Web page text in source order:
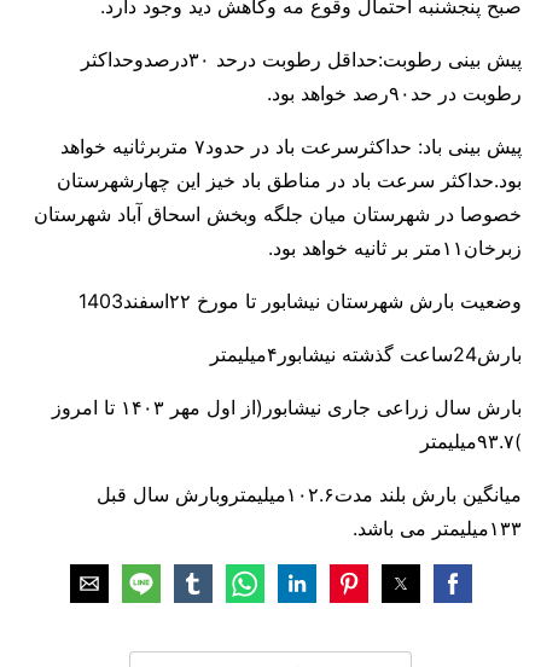
صبح پنجشنبه احتمال وقوع مه وکاهش دید وجود دارد.
پیش بینی رطوبت:حداقل رطوبت درحد ۳۰درصدوحداکثر
رطوبت در حد۹۰رصد خواهد بود.
پیش بینی باد: حداکثرسرعت باد در حدود۷ متربرثانیه خواهد
بود.حداکثر سرعت باد در مناطق باد خیز این چهارشهرستان
خصوصا در شهرستان میان جلگه وبخش اسحاق آباد شهرستان
زبرخان۱۱متر بر ثانیه خواهد بود.
وضعیت بارش شهرستان نیشابور تا مورخ ۲۲اسفند1403
بارش24ساعت گذشته نیشابور۴میلیمتر
بارش سال زراعی جاری نیشابور(از اول مهر ۱۴۰۳ تا امروز
)۹۳.۷میلیمتر
میانگین بارش بلند مدت۱۰۲.۶میلیمتروبارش سال قبل
۱۳۳میلیمتر می باشد.